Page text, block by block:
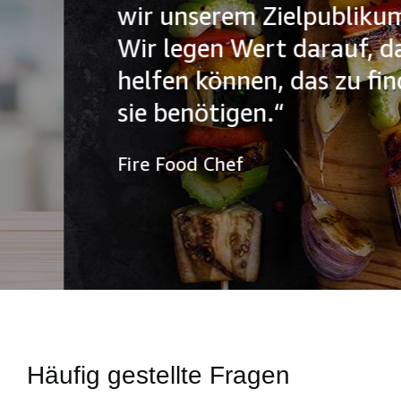
wir unserem Zielpublikum
Wir legen Wert darauf, dass
helfen können, das zu finden
sie benötigen.“
Fire Food Chef
Häufig gestellte Fragen